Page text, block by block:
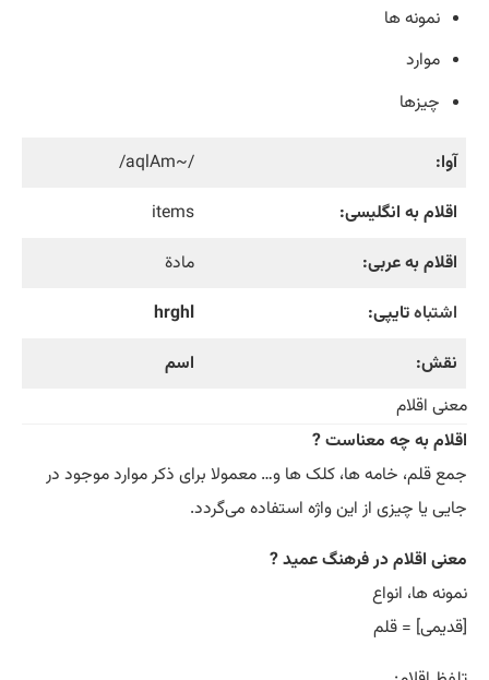
نمونه ها
موارد
چیزها
آوا:
/~aqlAm/
اقلام به انگلیسی:
items
اقلام به عربی:
مادة
اشتباهتایپی:
hrghl
نقش:
اسم
معنی اقلام
اقلام به چه معناست ?
جمع قلم، خامه ها، کلک ها و… معمولا برای ذکر موارد موجود در
جایی یا چیزی از این واژه استفاده می‌گردد.
معنی اقلام در فرهنگ عمید ?
نمونه ها، انواع
[قدیمی] = قلم